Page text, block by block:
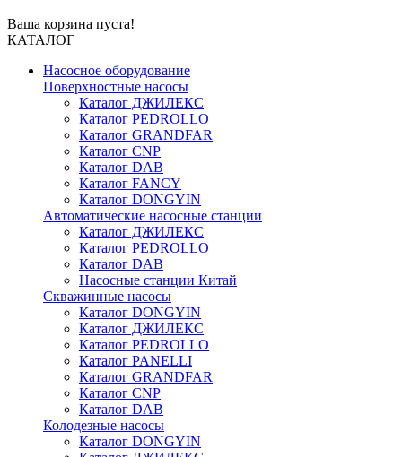
Ваша корзина пуста!
КАТАЛОГ
Насосное оборудование
Поверхностные насосы
Каталог ДЖИЛЕКС
Каталог PEDROLLO
Каталог GRANDFAR
Каталог CNP
Каталог DAB
Каталог FANCY
Каталог DONGYIN
Автоматические насосные станции
Каталог ДЖИЛЕКС
Каталог PEDROLLO
Каталог DAB
Насосные станции Китай
Скважинные насосы
Каталог DONGYIN
Каталог ДЖИЛЕКС
Каталог PEDROLLO
Каталог PANELLI
Каталог GRANDFAR
Каталог CNP
Каталог DAB
Колодезные насосы
Каталог DONGYIN